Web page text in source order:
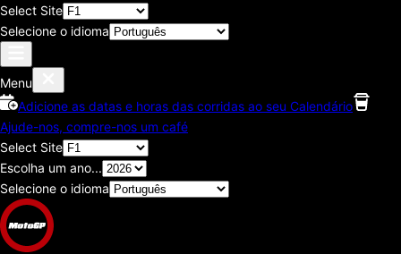
Select Site
Selecione o idioma
Menu
Adicione as datas e horas das corridas ao seu Calendário
Ajude-nos, compre-nos um café
Select Site
Escolha um ano...
Selecione o idioma